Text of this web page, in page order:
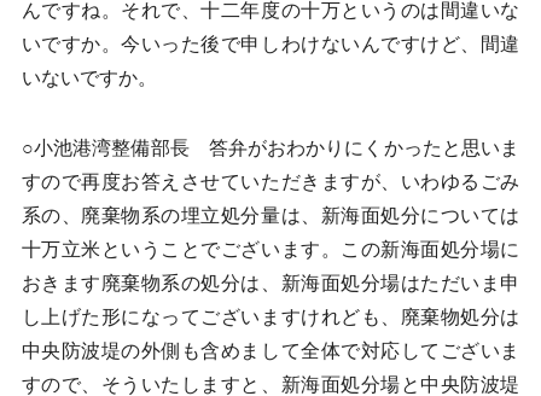
んですね。それで、十二年度の十万というのは間違いな
いですか。今いった後で申しわけないんですけど、間違
いないですか。
○小池港湾整備部長 答弁がおわかりにくかったと思いま
すので再度お答えさせていただきますが、いわゆるごみ
系の、廃棄物系の埋立処分量は、新海面処分については
十万立米ということでございます。この新海面処分場に
おきます廃棄物系の処分は、新海面処分場はただいま申
し上げた形になってございますけれども、廃棄物処分は
中央防波堤の外側も含めまして全体で対応してございま
すので、そういたしますと、新海面処分場と中央防波堤